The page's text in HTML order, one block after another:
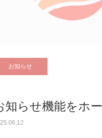
お知らせ
知らせ機能をホ